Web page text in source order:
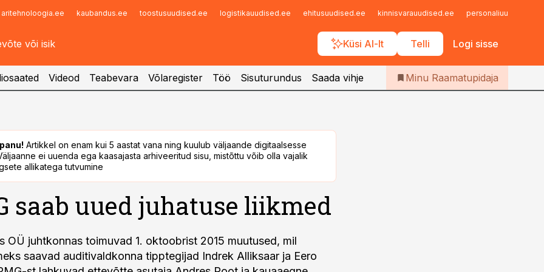
aritehnoloogia.ee kaubandus.ee toostusuudised.ee logistikauudised.ee ehitusuudised.ee kinnisvarauudised.ee personaliuudised.ee
Küsi AI-lt Telli Logi sisse
Infopank
Iseteenindus
Telli Raamatupidaja
Videod Teabevara Võlaregister Töö Sisuturundus Saada vihje Minu Raamatupidaja
Artikkel on enam kui 5 aastat vana ning kuulub väljaande digitaalsesse
ei uuenda ega kaasajasta arhiveeritud sisu, mistõttu võib olla vajalik
allikatega tutvumine
saab uued juhatuse liikmed
OÜ juhtkonnas toimuvad 1. oktoobrist 2015 muutused, mil
saavad auditivaldkonna tipptegijad Indrek Alliksaar ja Eero